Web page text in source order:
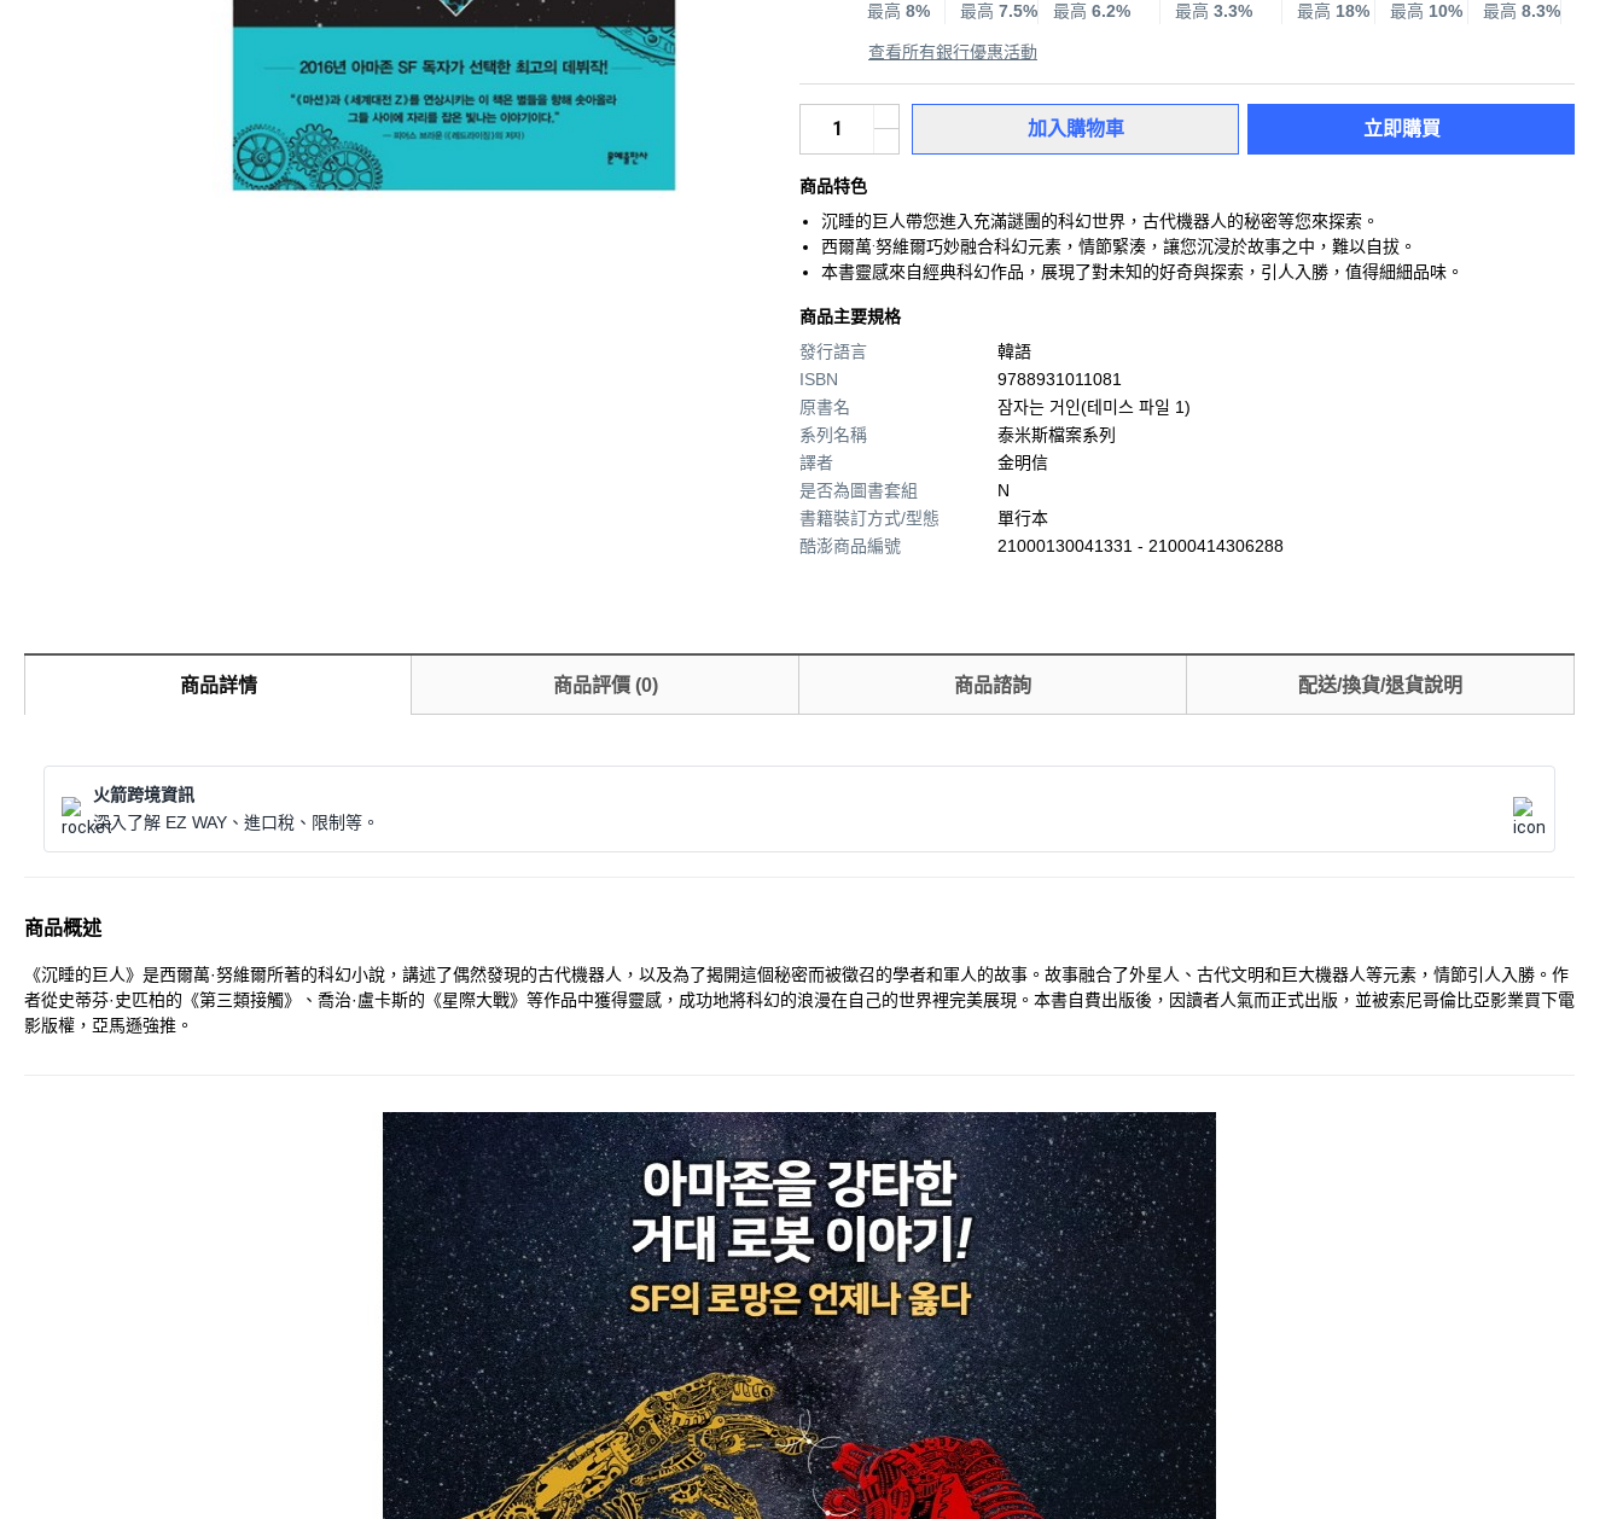
最高 8% 最高 7.5% 最高 6.2% 最高 3.3% 最高 18% 最高 10% 最高 8.3%
查看所有銀行優惠活動
加入購物車 立即購買
商品特色
沉睡的巨人帶您進入充滿謎團的科幻世界，古代機器人的秘密等您來探索。
西爾萬·努維爾巧妙融合科幻元素，情節緊湊，讓您沉浸於故事之中，難以自拔。
本書靈感來自經典科幻作品，展現了對未知的好奇與探索，引人入勝，值得細細品味。
商品主要規格
發行語言
韓語
ISBN
9788931011081
原書名
잠자는 거인(테미스 파일 1)
系列名稱
泰米斯檔案系列
譯者
金明信
是否為圖書套組
N
書籍裝訂方式/型態
單行本
酷澎商品編號
21000130041331 - 21000414306288
商品詳情 商品評價(0) 商品諮詢 配送/換貨/退貨說明
火箭跨境資訊
深入了解 EZ WAY、進口稅、限制等。
商品概述
《沉睡的巨人》是西爾萬·努維爾所著的科幻小說，講述了偶然發現的古代機器人，以及為了揭開這個秘密而被徵召的學者和軍人的故事。故事融合了外星人、古代文明和巨大機器人等元素，情節引人入勝。作
者從史蒂芬·史匹柏的《第三類接觸》、喬治·盧卡斯的《星際大戰》等作品中獲得靈感，成功地將科幻的浪漫在自己的世界裡完美展現。本書自費出版後，因讀者人氣而正式出版，並被索尼哥倫比亞影業買下電
影版權，亞馬遜強推。